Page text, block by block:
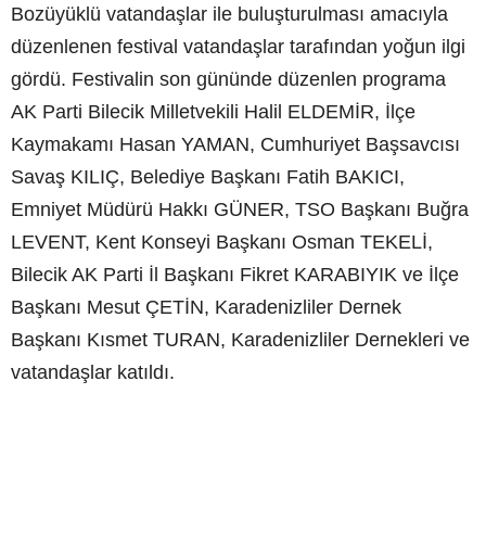
Bozüyüklü vatandaşlar ile buluşturulması amacıyla
düzenlenen festival vatandaşlar tarafından yoğun ilgi
gördü. Festivalin son gününde düzenlen programa
AK Parti Bilecik Milletvekili Halil ELDEMİR, İlçe
Kaymakamı Hasan YAMAN, Cumhuriyet Başsavcısı
Savaş KILIÇ, Belediye Başkanı Fatih BAKICI,
Emniyet Müdürü Hakkı GÜNER, TSO Başkanı Buğra
LEVENT, Kent Konseyi Başkanı Osman TEKELİ,
Bilecik AK Parti İl Başkanı Fikret KARABIYIK ve İlçe
Başkanı Mesut ÇETİN, Karadenizliler Dernek
Başkanı Kısmet TURAN, Karadenizliler Dernekleri ve
vatandaşlar katıldı.